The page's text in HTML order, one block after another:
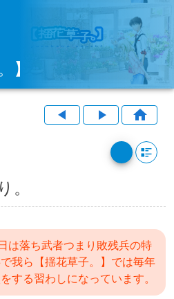
】
。
は落ち武者つまり敗残兵の特
我ら【揺花草子。】では毎年
する習わしになっています。